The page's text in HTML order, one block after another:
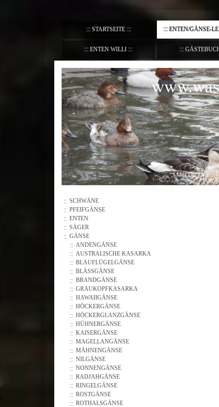
STARTSEITE ENTEN/GÄNSE-
ENTEN WILLI
SCHWÄNE
PFEIFGÄNSE
ENTEN
SÄGER
GÄNSE
ANDENGÄNSE
AUSTRALISCHE KASARKA
BLAUFLÜGELGÄNSE
BLÄSSGÄNSE
BRANDGÄNSE
GRAUKOPFKASARKA
HAWAIIGÄNSE
HÖCKERGÄNSE
HÖCKERGLANZGÄNSE
HÜHNERGÄNSE
KAISERGÄNSE
MAGELLANGÄNSE
MÄHNENGÄNSE
NILGÄNSE
NONNENGÄNSE
RADJAHGÄNSE
RINGELGÄNSE
ROSTGÄNSE
ROTHALSGÄNSE